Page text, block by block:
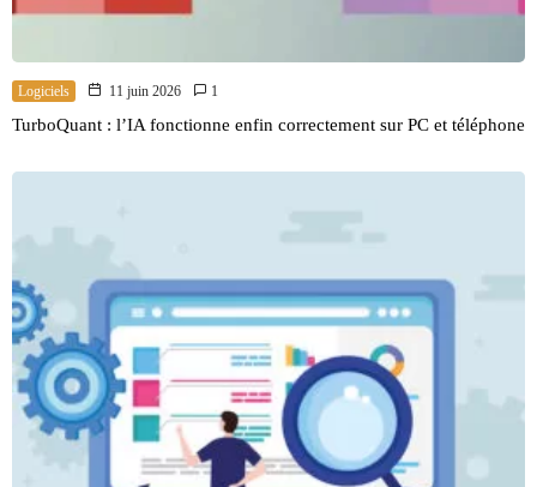
Logiciels 11 juin 2026 1
TurboQuant : l’IA fonctionne enfin correctement sur PC et téléphone